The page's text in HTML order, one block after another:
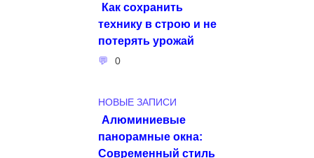
Как сохранить
технику в строю и не
потерять урожай
0
НОВЫЕ ЗАПИСИ
Алюминиевые
панорамные окна:
Современный стиль